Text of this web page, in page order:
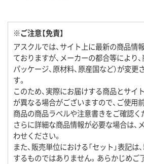
※ご注意【免責】
アスクルでは、サイト上に最新の商品情
ておりますが、メーカーの都合等により、
パッケージ、原材料、原産国など）が変
す。
このため、実際にお届けする商品とサイ
が異なる場合がございますので、ご使用
商品の商品ラベルや注意書きをご確認く
さらに詳細な商品情報が必要な場合は、
わせください。
また、販売単位における「セット」表記
するものではありません。あらかじめご